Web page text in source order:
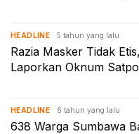
HEADLINE 5 tahun yang lalu
Razia Masker Tidak
Laporkan Oknum
HEADLINE 6 tahun yang lalu
638 Warga Sumbawa